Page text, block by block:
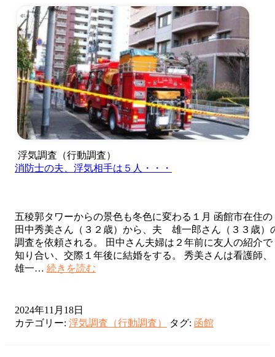
（刑
事）
の
夫、
不
倫
相
手
は
４
人・・・
浮気調査（行動調査）
消防士の夫、浮気相手は５人・・・
五稜郭タワーからの景色も冬色に変わる１月 函館市在住の
田中秀美さん（３２歳）から、夫 雄一郎さん（３３歳）
調査を依頼される。 田中さん夫婦は２年前に友人の紹介で
知り合い、交際１年後に結婚をする。 秀美さんは看護師、
雄一… 続きを読む
夫、
2024年11月18日
カテゴリー: 浮気調査（行動調査） タグ: 函館